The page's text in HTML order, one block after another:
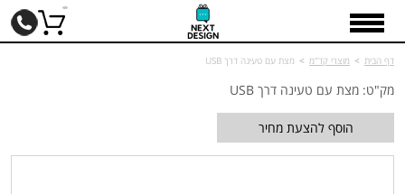
דף הבית > מוצרי קד"מ > מצת עם טעינה דרך USB
מק"ט: מצת עם טעינה דרך USB
הוסף להצעת מחיר